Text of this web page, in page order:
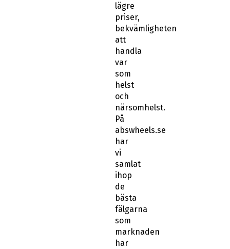
lägre
priser,
bekvämligheten
att
handla
var
som
helst
och
närsomhelst.
På
abswheels.se
har
vi
samlat
ihop
de
bästa
fälgarna
som
marknaden
har